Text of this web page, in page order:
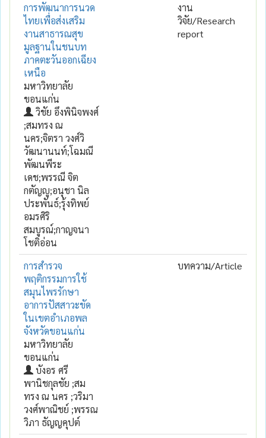
การพัฒนาการนวด
ไทยเพื่อส่งเสริม
งานสาธารณสุข
มูลฐานในชนบท
ภาคตะวันออกเฉียง
เหนือ
มหาวิทยาลัย
ขอนแก่น
วิชัย อึงพินิจพงศ์
;สมทรง ณ
นคร;จิตรา วงศ์วิ
วัฒนานนท์;โฉมณี
พัฒนพีระ
เดช;พรรณี จิต
กตัญญู;อนุชา นิล
ประพันธ์;รุ้งทิพย์
อมรศิริ
สมบูรณ์;กาญจนา
โชติอ่อน
งาน
วิจัย/Research
report
การสำรวจ
พฤติกรรมการใช้
สมุนไพรรักษา
อาการปัสสาวะขัด
ในเขตอำเภอพล
จังหวัดขอนแก่น
มหาวิทยาลัย
ขอนแก่น
บังอร ศรี
พานิชกุลชัย ;สม
ทรง ณ นคร ;วริมา
วงศ์พาณิชย์ ;พรรณ
วิภา ธัญญคุปต์
บทความ/Article